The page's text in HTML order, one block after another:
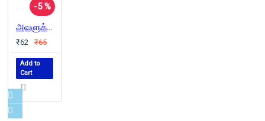
-5 %
அவளுக்கு ஒரு கடிதம்
₹62 ₹65
Add to
Cart